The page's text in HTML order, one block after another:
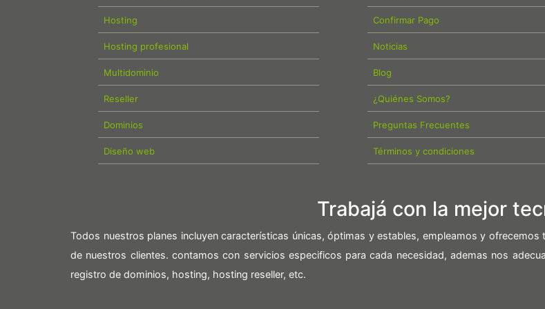
Hosting
Hosting profesional
Multidominio
Reseller
Dominios
Diseño web
Confirmar Pago
Noticias
Blog
¿Quiénes Somos?
Preguntas Frecuentes
Términos y condiciones
Trabajá con la mejor
Todos nuestros planes incluyen características únicas, óptimas y estables, empleamos y
de nuestros clientes. contamos con servicios especificos para cada necesidad, ademas nos
registro de dominios, hosting, hosting reseller, etc.